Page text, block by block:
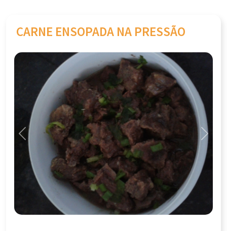
CARNE ENSOPADA NA PRESSÃO
Previous Next